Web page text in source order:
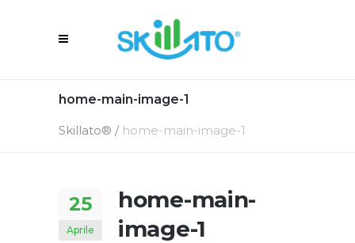
home-main-image-1
Skillato® / home-main-image-1
25
Aprile
home-main-
image-1